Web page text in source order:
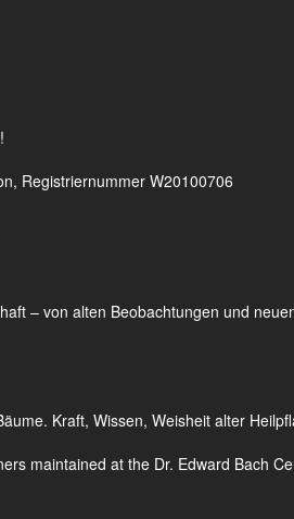
Registriernummer W20100706
– von alten Beobachtungen und
Kraft, Wissen, Weisheit alter
maintained at the Dr. Edward Bach